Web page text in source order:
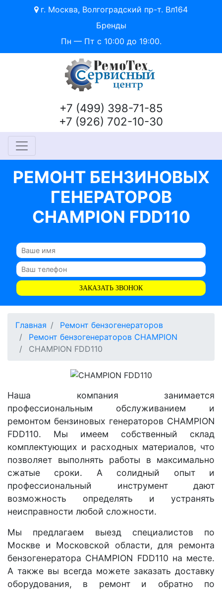
г. Москва, Волгоградский пр-т. Вл164
Бренды
Пн — Пт с 10:00 до 19:00.
+7 (499) 398-71-85
+7 (926) 702-10-30
РЕМОНТ БЕНЗИНОВЫХ
ГЕНЕРАТОРОВ
CHAMPION FDD110
ЗАКАЗАТЬ ЗВОНОК
Главная
Ремонт бензогенераторов
Ремонт бензогенераторов CHAMPION
CHAMPION FDD110
Наша компания занимается
профессиональным обслуживанием и
ремонтом бензиновых генераторов CHAMPION
FDD110. Мы имеем собственный склад
комплектующих и расходных материалов, что
позволяет выполнять работы в максимально
сжатые сроки. А солидный опыт и
профессиональный инструмент дают
возможность определять и устранять
неисправности любой сложности.
Мы предлагаем выезд специалистов по
Москве и Московской области, для ремонта
бензогенератора CHAMPION FDD110 на месте.
А также вы всегда можете заказать доставку
оборудования, в ремонт и обратно по